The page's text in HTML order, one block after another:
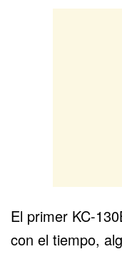
El primer KC-
con el tiempo,